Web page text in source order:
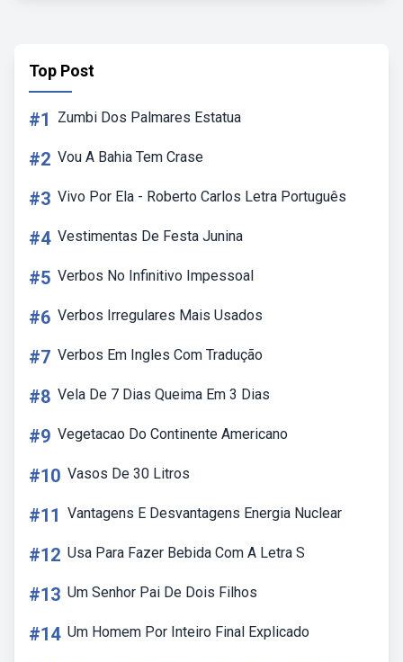
Top Post
#1 Zumbi Dos Palmares Estatua
#2 Vou A Bahia Tem Crase
#3 Vivo Por Ela - Roberto Carlos Letra Português
#4 Vestimentas De Festa Junina
#5 Verbos No Infinitivo Impessoal
#6 Verbos Irregulares Mais Usados
#7 Verbos Em Ingles Com Tradução
#8 Vela De 7 Dias Queima Em 3 Dias
#9 Vegetacao Do Continente Americano
#10 Vasos De 30 Litros
#11 Vantagens E Desvantagens Energia Nuclear
#12 Usa Para Fazer Bebida Com A Letra S
#13 Um Senhor Pai De Dois Filhos
#14 Um Homem Por Inteiro Final Explicado